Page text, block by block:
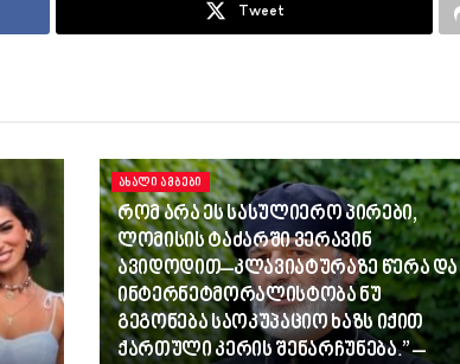
Tweet
ᲐᲮᲐᲚᲘ ᲐᲛᲑᲔᲑᲘ
რომ არა ეს სასულიერო პირები,
ლომისის ტაძარში ვერავინ
ავიდოდით–კლავიატურაზე წერა და
ინტერნეტმორალისტობა ნუ
გეგონება საოკუპაციო ხაზს იქით
ქართული კერის შენარჩუნება.” –